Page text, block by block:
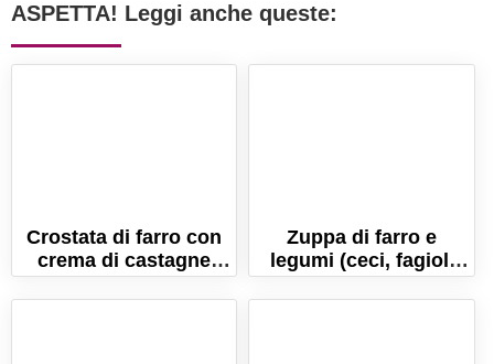
ASPETTA! Leggi anche queste:
Crostata di farro con
crema di castagne
(senza burro e uova!)
Zuppa di farro e
legumi (ceci, fagioli
cannellini e borlotti).
Ricetta facile!